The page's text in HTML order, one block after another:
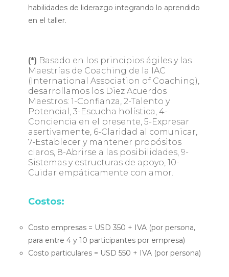
habilidades de liderazgo integrando lo aprendido
en el taller.
(*) Basado en los principios ágiles y las
Maestrías de Coaching de la IAC
(International Association of Coaching),
desarrollamos los Diez Acuerdos
Maestros: 1-Confianza, 2-Talento y
Potencial, 3-Escucha holística, 4-
Conciencia en el presente, 5-Expresar
asertivamente, 6-Claridad al comunicar,
7-Establecer y mantener propósitos
claros, 8-Abrirse a las posibilidades, 9-
Sistemas y estructuras de apoyo, 10-
Cuidar empáticamente con amor.
Costos:
Costo empresas= USD 350 + IVA (por persona,
para entre 4 y 10 participantes por empresa)
Costo particulares= USD 550 + IVA (por persona)